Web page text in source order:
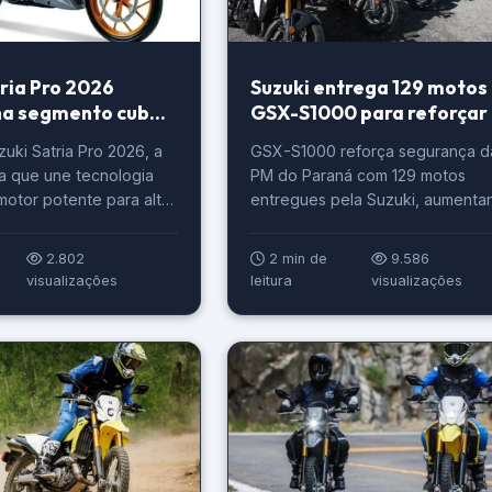
Pro 2026
segmento cub
Satria Pro 2026, a
que une tecnologia
potente para alta
2.802
visualizações
Suzuki entrega 129 motos
GSX-S1000 para reforçar
GSX-S1000 reforça segurança
PM do Paraná com 129 motos
entregues pela Suzuki,
2 min de
leitura
9.586
visualizações